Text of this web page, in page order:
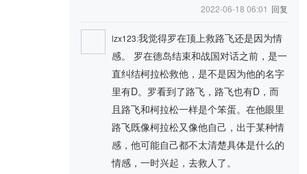
2022-06-18 06:01 回复
lzx123:我觉得罗在顶上救路飞还是因为情
感。 罗在德岛结束和战国对话之前，是一
直纠结柯拉松救他，是不是因为他的名字
里有D。罗看到了路飞，路飞也有D，而
且路飞和柯拉松一样是个笨蛋。在他眼里
路飞既像柯拉松又像他自己，出于某种情
感，他可能自己都不太清楚具体是什么的
情感，一时兴起，去救人了。